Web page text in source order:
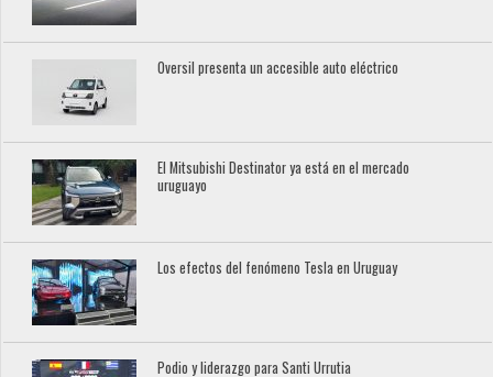
Oversil presenta un accesible auto eléctrico
El Mitsubishi Destinator ya está en el mercado
uruguayo
Los efectos del fenómeno Tesla en Uruguay
Podio y liderazgo para Santi Urrutia